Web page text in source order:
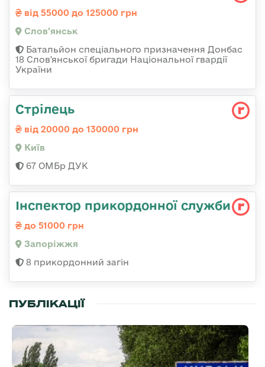
від 55000 до 125000 грн
Слов'янськ
Батальйон спеціального призначення Донбас
18 Слов'янської бригади Національної гвардії
України
Стрілець
від 20000 до 130000 грн
Київ
67 ОМБр ДУК
Інспектор прикордонної служби
до 51000 грн
Запоріжжя
8 прикордонний загін
ПУБЛІКАЦІЇ